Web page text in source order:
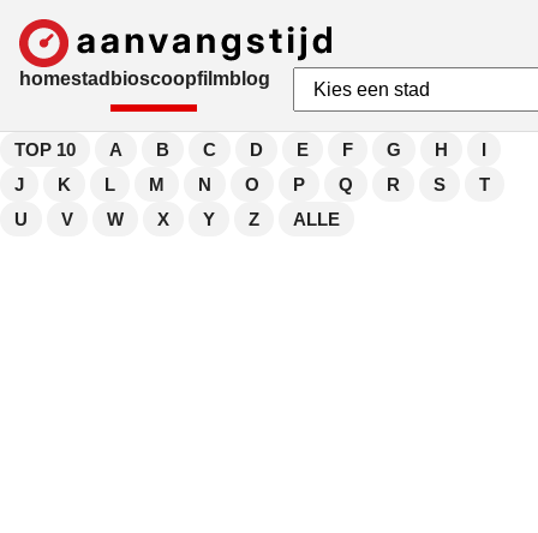
homestad bioscoopfilmblog
TOP 10 A B C D E F G H
I
J
K L M N O P Q R S
T
U
V W X Y Z ALLE